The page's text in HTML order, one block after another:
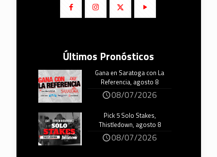
Últimos Pronósticos
Gana en Saratoga con La
Referencia, agosto 8
08/07/2026
Pick 5 Solo Stakes,
Thistledown, agosto 8
08/07/2026